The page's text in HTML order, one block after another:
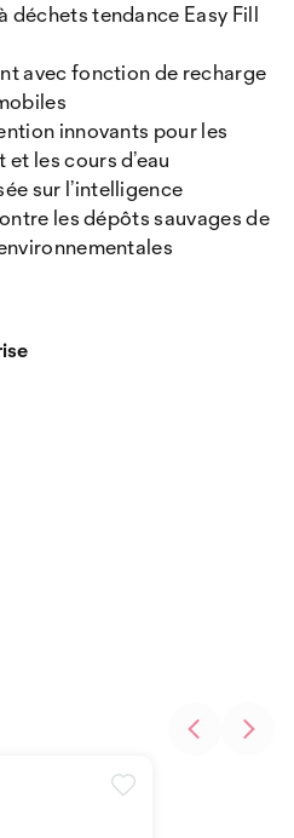
déchets tendance Easy Fill
avec fonction de recharge
innovants pour les
et les cours d’eau
sur l’intelligence
les dépôts sauvages de